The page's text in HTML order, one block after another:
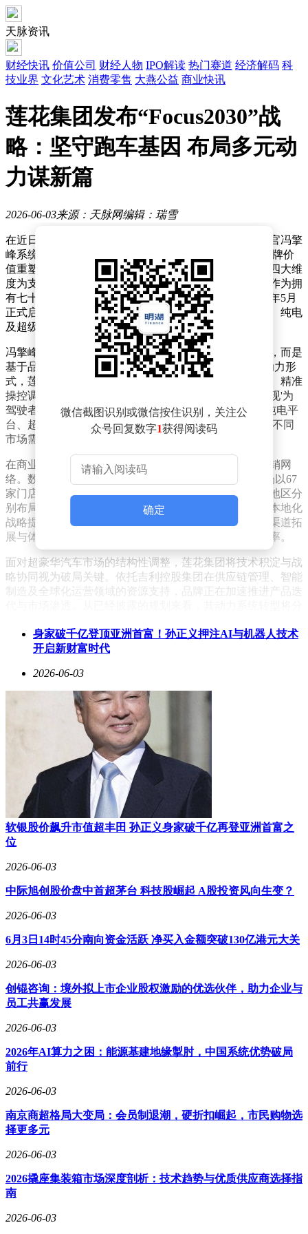
天脉资讯
财经快讯 价值公司 财经人物 IPO解读 热门赛道 经济解码 科
技业界 文化艺术 消费零售 大燕公益 商业快讯
莲花集团发布“Focus2030”战
略：坚守跑车基因 布局多元动
力谋新篇
2026-06-03来源：天脉网编辑：瑞雪
在近日于上海举行的品牌沟通会上，莲花集团首席执行官冯擎
峰系统阐释了"Focus2030"战略的核心框架。该战略以品牌价
值重塑、动力系统革新、全球资源整合及运营体系优化四大维
度为支撑，旨在构建适应市场变革的可持续发展模式。作为拥
有七十余年历史的顶级跑车制造商，莲花宣布将于2026年5月
正式启动这项战略转型，届时将成为业内首个实现燃油、纯电
及超级混动三大动力系统同步覆盖的跑车品牌。
冯擎峰特别强调，此次战略调整并非对传统优势的背离，而是
基于品牌基因的现代化演绎。他指出："无论采用何种动力形
式，莲花始终将驾驶者体验置于首位。通过轻量化设计、精准
操控调校及英国工程精髓的传承，确保每款产品都能兑现'为
驾驶者造车'的核心承诺。"据介绍，品牌正在同步推进纯电平
台、超级混动系统及全新V8混动系统的研发，形成覆盖不同
市场需求的完整技术矩阵。
在商业布局层面，莲花已构建起覆盖四大核心市场的分销网
络。数据显示，其全球销售终端达216家，其中欧洲市场以67
家门店领跑，中国市场紧随其后拥有63家，北美及其他地区分
别布局48家和38家。这种均衡的区域分布，为品牌实施本地化
战略提供了重要支撑。冯擎峰透露，未来将通过数字化渠道拓
展与体验式营销相结合的方式，进一步提升客户触达效率。
面对超豪华汽车市场的结构性调整，莲花集团将技术积淀与战
略协同视为破局关键。依托吉利控股集团在供应链管理、智能
制造及全球化运营领域的资源支持，品牌正在加速推进产品迭
现过渡，最终达成全系电动化的长远目标。
微信截图识别或微信按住识别，关注公
众号回复数字1获得阅读码
确定
身家破千亿登顶亚洲首富！孙正义押注AI与机器人技术
开启新财富时代
2026-06-03
软银股价飙升市值超丰田 孙正义身家破千亿再登亚洲首富之
位
2026-06-03
中际旭创股价盘中首超茅台 科技股崛起 A股投资风向生变？
2026-06-03
6月3日14时45分南向资金活跃 净买入金额突破130亿港元大关
2026-06-03
创锟咨询：境外拟上市企业股权激励的优选伙伴，助力企业与
员工共赢发展
2026-06-03
2026年AI算力之困：能源基建地缘掣肘，中国系统优势破局
前行
2026-06-03
南京商超格局大变局：会员制退潮，硬折扣崛起，市民购物选
择更多元
2026-06-03
2026撬座集装箱市场深度剖析：技术趋势与优质供应商选择指
南
2026-06-03